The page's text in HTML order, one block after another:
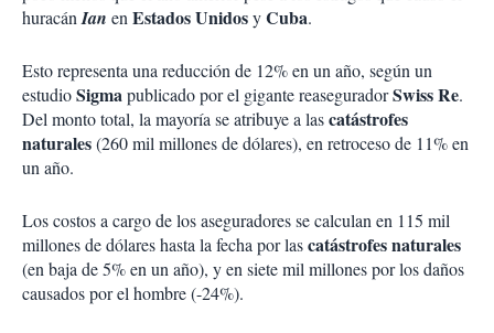
huracánIan enEstadosUnidosyCuba.
Esto representa una reducción de 12% en un año, según un
estudioSigmapublicado por el gigante reaseguradorSwissRe.
Del monto total, la mayoría se atribuye a lascatástrofes
naturales(260 mil millones de dólares), en retroceso de 11% en
un año.
Los costos a cargo de los aseguradores se calculan en 115 mil
millones de dólares hasta la fecha por lascatástrofesnaturales
(en baja de 5% en un año), y en siete mil millones por los daños
causados por el hombre (-24%).